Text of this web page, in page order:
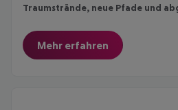
Traumstrände, neue Pfade und
Mehr erfahren